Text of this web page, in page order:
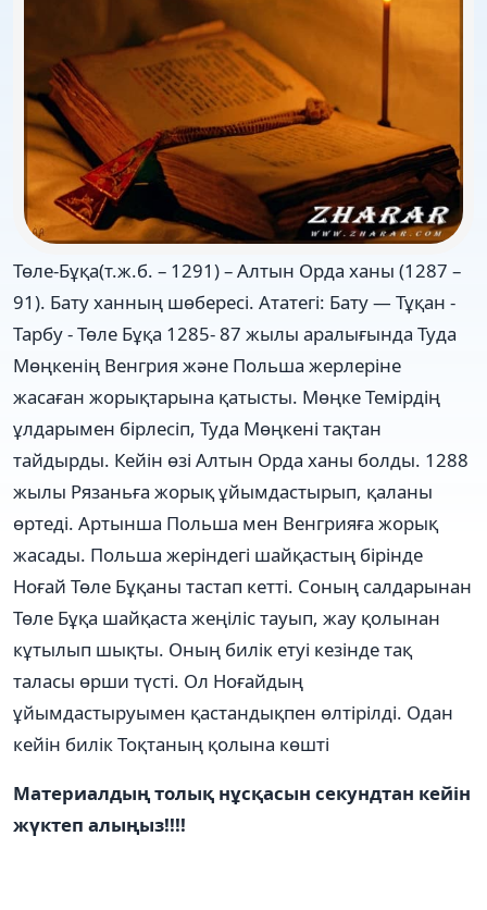
Төле-Бұқа(т.ж.б. – 1291) – Алтын Орда ханы (1287 –
91). Бату ханның шөбересі. Ататегі: Бату — Тұқан -
Тарбу - Төле Бұқа 1285- 87 жылы аралығында Туда
Мөңкенің Венгрия және Польша жерлеріне
жасаған жорықтарына қатысты. Мөңке Темірдің
ұлдарымен бірлесіп, Туда Мөңкені тақтан
тайдырды. Кейін өзі Алтын Орда ханы болды. 1288
жылы Рязаньға жорық ұйымдастырып, қаланы
өртеді. Артынша Польша мен Венгрияға жорық
жасады. Польша жеріндегі шайқастың бірінде
Ноғай Төле Бұқаны тастап кетті. Соның салдарынан
Төле Бұқа шайқаста жеңіліс тауып, жау қолынан
кұтылып шықты. Оның билік етуі кезінде тақ
таласы өрши түсті. Ол Ноғайдың
ұйымдастыруымен қастандықпен өлтірілді. Одан
кейін билік Тоқтаның қолына көшті
Материалдың толық нұсқасын секундтан кейін
жүктеп алыңыз!!!!